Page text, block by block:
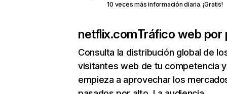
10 veces más información diaria. ¡Gratis!
netflix.comTráfico web por
Consulta la distribución global de
visitantes web de tu competencia y
empieza a aprovechar los